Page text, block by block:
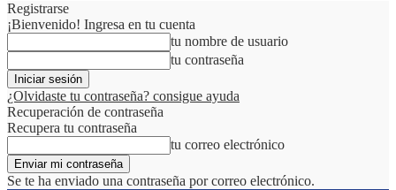
Registrarse
¡Bienvenido! Ingresa en tu cuenta
tu nombre de usuario
tu contraseña
¿Olvidaste tu contraseña? consigue ayuda
Recuperación de contraseña
Recupera tu contraseña
tu correo electrónico
Se te ha enviado una contraseña por correo electrónico.